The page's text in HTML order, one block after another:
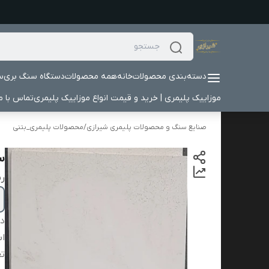
دسته‌بندی محصولاتخانههمه محصولاتدستگاه سنگ بری
موزاییک پلیمری | خرید و قیمت انواع موزاییک پلیمریتماس با
صنایع سنگ و محصولات پلیمری شیرازی/محصولات پلیمری_بتنی